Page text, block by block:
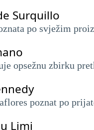
Surquillo
po svježim
opsežnu zbirku
poznat po
Limi